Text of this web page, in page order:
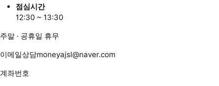
점심시간
12:30 ~ 13:30
주말 · 공휴일 휴무
이메일상담moneyajsl@naver.com
계좌번호